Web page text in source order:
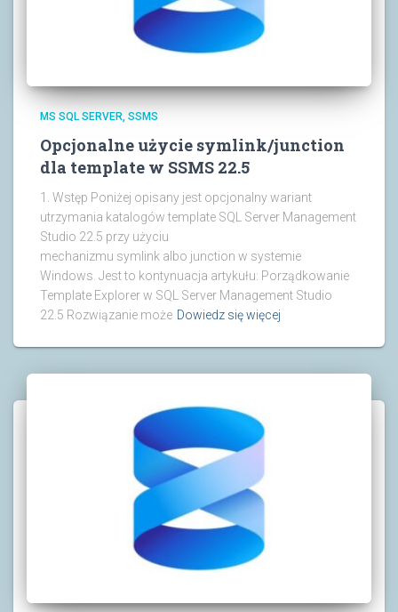
MS SQL SERVER SSMS
Opcjonalne użycie symlink/junction
dla template w SSMS 22.5
1. Wstęp Poniżej opisany jest opcjonalny wariant
utrzymania katalogów template SQL Server Management
Studio 22.5 przy użyciu
mechanizmu symlink albo junction w systemie
Windows. Jest to kontynuacja artykułu: Porządkowanie
Template Explorer w SQL Server Management Studio
22.5 Rozwiązanie może Dowiedz się więcej